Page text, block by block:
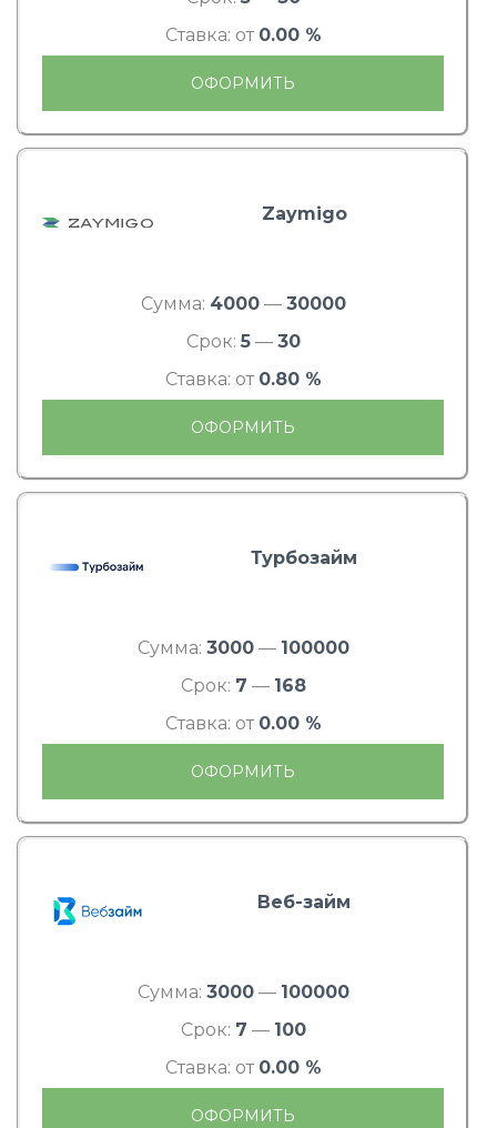
Ставка: от 0.00 %
ОФОРМИТЬ
Zaymigo
Сумма: 4000— 30000
Срок: 5— 30
Ставка: от 0.80 %
ОФОРМИТЬ
Турбозайм
Сумма: 3000— 100000
Срок: 7 — 168
Ставка: от 0.00 %
ОФОРМИТЬ
Веб-займ
Сумма: 3000— 100000
Срок: 7 — 100
Ставка: от 0.00 %
ОФОРМИТЬ